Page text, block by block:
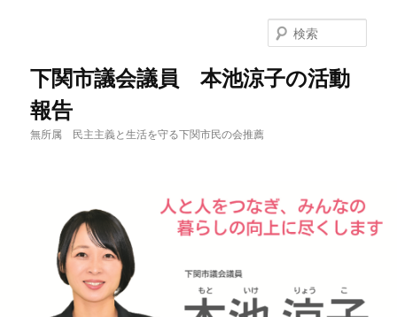
下関市議会議員 本池涼子の活動
報告
無所属 民主主義と生活を守る下関市民の会推薦
索